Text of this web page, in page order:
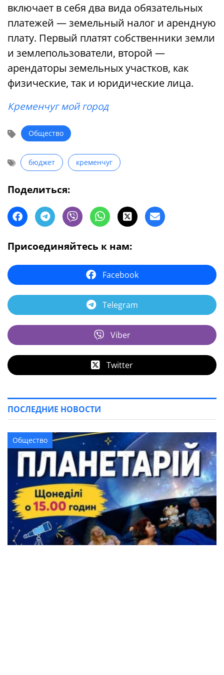
включает в себя два вида обязательных
платежей — земельный налог и арендную
плату. Первый платят собственники земли
и землепользователи, второй —
арендаторы земельных участков, как
физические, так и юридические лица.
Кременчуг мой город
Общество
бюджет кременчуг
Поделиться:
Присоединяйтесь к нам:
Facebook
Telegram
Viber
Twitter
ПОСЛЕДНИЕ НОВОСТИ
Общество